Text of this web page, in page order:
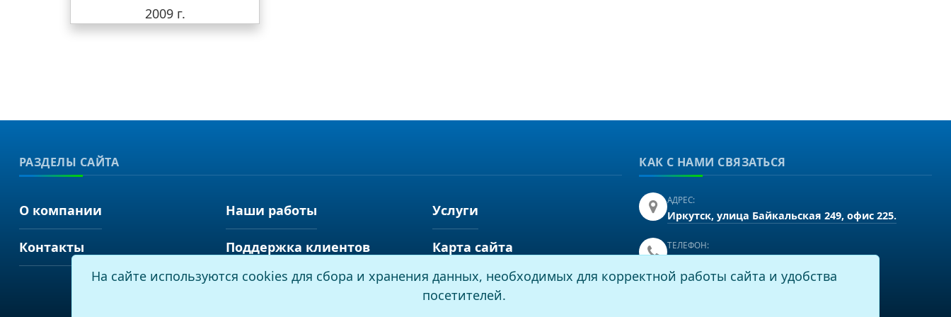
2009 г.
РАЗДЕЛЫ САЙТА
О компании Наши работы Услуги
Контакты Поддержка клиентов Карта сайта
КАК С НАМИ СВЯЗАТЬСЯ
АДРЕС:
Иркутск, улица Байкальская 249, офис 225.
ТЕЛЕФОН:
На сайте используются cookies для сбора и хранения данных, необходимых для корректной работы сайта и удобства
посетителей.